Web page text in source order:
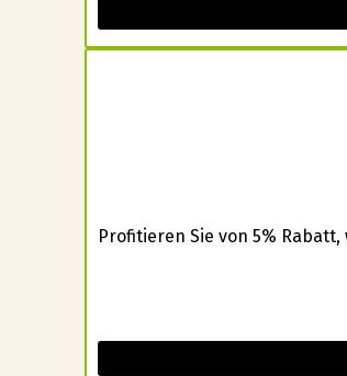
Profitieren Sie von 5%